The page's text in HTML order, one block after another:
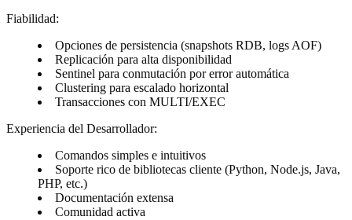
Fiabilidad:
Opciones de persistencia (snapshots RDB, logs AOF)
Replicación para alta disponibilidad
Sentinel para conmutación por error automática
Clustering para escalado horizontal
Transacciones con MULTI/EXEC
Experiencia del Desarrollador:
Comandos simples e intuitivos
Soporte rico de bibliotecas cliente (Python, Node.js, Java,
PHP, etc.)
Documentación extensa
Comunidad activa